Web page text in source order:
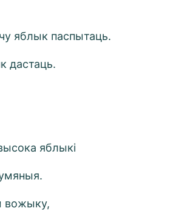
яблык паспытаць.
дастаць.
яблыкі
вожыку,